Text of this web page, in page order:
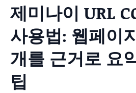
제미나이 URL
사용법: 웹페이
개를 근거로 요
팁